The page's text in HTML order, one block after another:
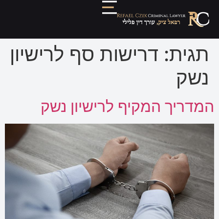
תגית: דרישות סף לרישיון
נשק
המדריך המקיף לרישיון נשק